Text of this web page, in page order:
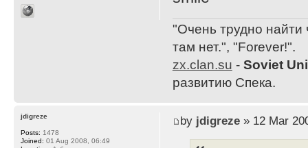
"Очень трудно найти
там нет.", "Forever!".
zx.clan.su - Soviet
развитию Спека.
by jdigreze» 12 Mar
jdigreze
Posts: 1478
Joined: 01 Aug 2008, 06:49